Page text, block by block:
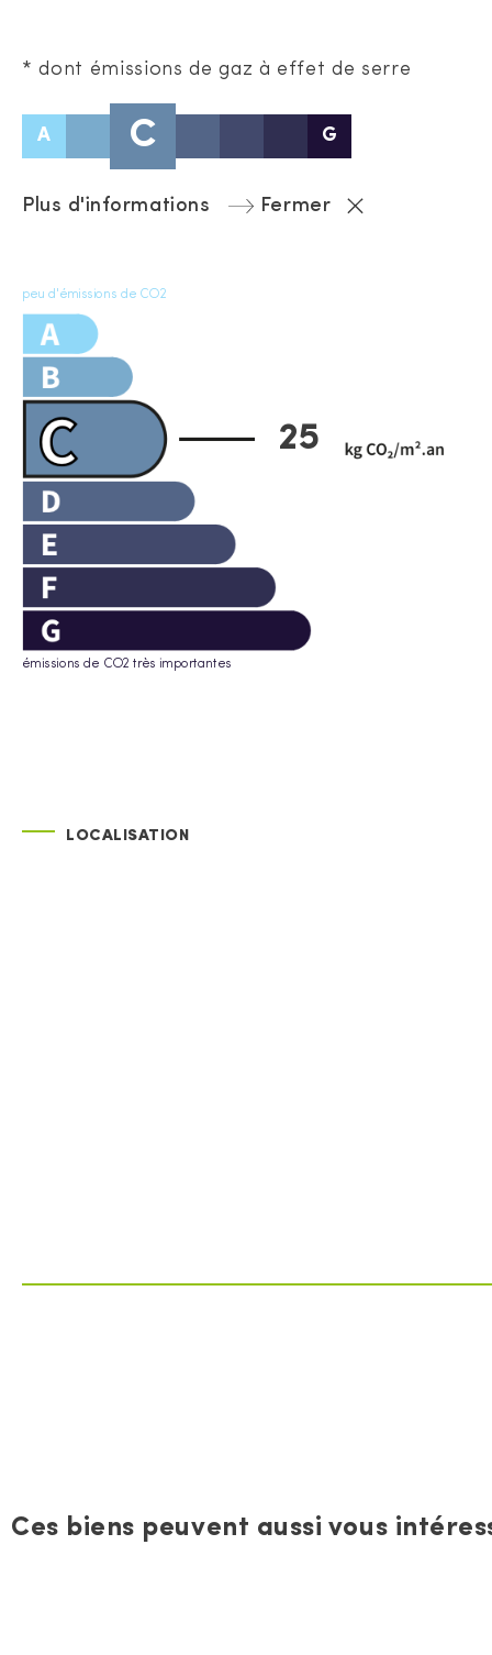
* dont émissions de gaz à effet de serre
A C G
Plus d'informations Fermer
peu d'émissions de CO2
émissions de CO2 très importantes
25
LOCALISATION
Ces biens peuvent aussi vous